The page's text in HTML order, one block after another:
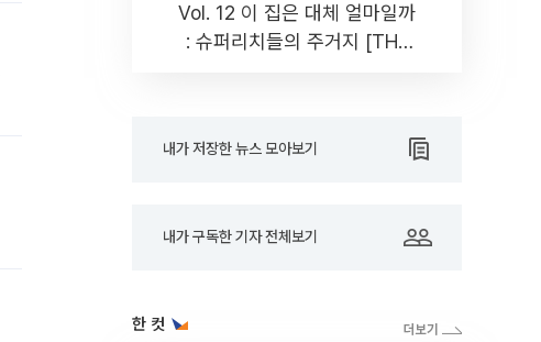
Vol. 12 이 집은 대체 얼마일까
: 슈퍼리치들의 주거지 [THE
내가 저장한 뉴스 모아보기
내가 구독한 기자 전체보기
한 컷